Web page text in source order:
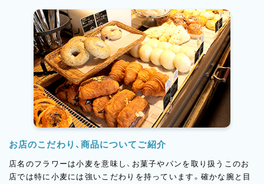
お店のこだわり、商品についてご紹介
店名のフラワーは小麦を意味し、お菓子やパンを取り扱うこのお
店では特に小麦には強いこだわりを持っています。確かな腕と目